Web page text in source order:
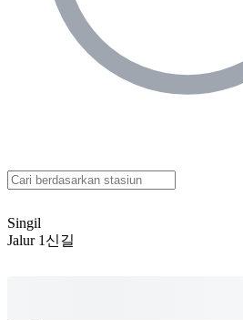
Singil
Jalur 1 신길